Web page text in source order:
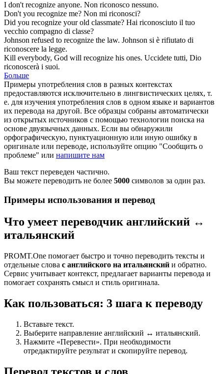
I don't recognize anyone. Non riconosco nessuno.
Don't you recognize me? Non mi riconosci?
Did you recognize your old classmate? Hai riconosciuto il tuo
vecchio compagno di classe?
Johnson refused to recognize the law. Johnson si è rifiutato di
riconoscere la legge.
Kill everybody, God will recognize his ones. Uccidete tutti, Dio
riconoscerà i suoi.
Больше
Примеры употребления слов в разных контекстах
предоставляются исключительно в лингвистических целях, т.
е. для изучения употребления слов в одном языке и вариантов
их перевода на другой. Все образцы собраны автоматически
из открытых источников с помощью технологии поиска на
основе двуязычных данных. Если вы обнаружили
орфографическую, пунктуационную или иную ошибку в
оригинале или переводе, используйте опцию "Сообщить о
проблеме" или напишите нам
Ваш текст переведен частично.
Вы можете переводить не более 5000 символов за один раз.
Примеры использования и перевод
Что умеет переводчик английский ↔
итальянский
PROMT.One помогает быстро и точно переводить тексты и
отдельные слова с английского на итальянский и обратно.
Сервис учитывает контекст, предлагает варианты перевода и
помогает сохранять смысл и стиль оригинала.
Как пользоваться: 3 шага к переводу
Вставьте текст.
Выберите направление английский ↔ итальянский.
Нажмите «Перевести». При необходимости
отредактируйте результат и скопируйте перевод.
Перевод текстов и слов